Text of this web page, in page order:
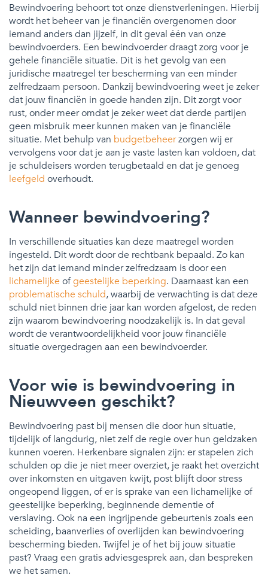
Bewindvoering behoort tot onze dienstverleningen. Hierbij
wordt het beheer van je financiën overgenomen door
iemand anders dan jijzelf, in dit geval één van onze
bewindvoerders. Een bewindvoerder draagt zorg voor je
gehele financiële situatie. Dit is het gevolg van een
juridische maatregel ter bescherming van een minder
zelfredzaam persoon. Dankzij bewindvoering weet je zeker
dat jouw financiën in goede handen zijn. Dit zorgt voor
rust, onder meer omdat je zeker weet dat derde partijen
geen misbruik meer kunnen maken van je financiële
situatie. Met behulp van budgetbeheerzorgen wij er
vervolgens voor dat je aan je vaste lasten kan voldoen, dat
je schuldeisers worden terugbetaald en dat je genoeg
leefgeld overhoudt.
Wanneer bewindvoering?
In verschillende situaties kan deze maatregel worden
ingesteld. Dit wordt door de rechtbank bepaald. Zo kan
het zijn dat iemand minder zelfredzaam is door een
lichamelijke ofgeestelijke beperking. Daarnaast kan een
problematische schuld, waarbij de verwachting is dat deze
schuld niet binnen drie jaar kan worden afgelost, de reden
zijn waarom bewindvoering noodzakelijk is. In dat geval
wordt de verantwoordelijkheid voor jouw financiële
situatie overgedragen aan een bewindvoerder.
Voor wie is bewindvoering in
Nieuwveen geschikt?
Bewindvoering past bij mensen die door hun situatie,
tijdelijk of langdurig, niet zelf de regie over hun geldzaken
kunnen voeren. Herkenbare signalen zijn: er stapelen zich
schulden op die je niet meer overziet, je raakt het overzicht
over inkomsten en uitgaven kwijt, post blijft door stress
ongeopend liggen, of er is sprake van een lichamelijke of
geestelijke beperking, beginnende dementie of
verslaving. Ook na een ingrijpende gebeurtenis zoals een
scheiding, baanverlies of overlijden kan bewindvoering
bescherming bieden. Twijfel je of het bij jouw situatie
past? Vraag een gratis adviesgesprek aan, dan bespreken
we het samen.